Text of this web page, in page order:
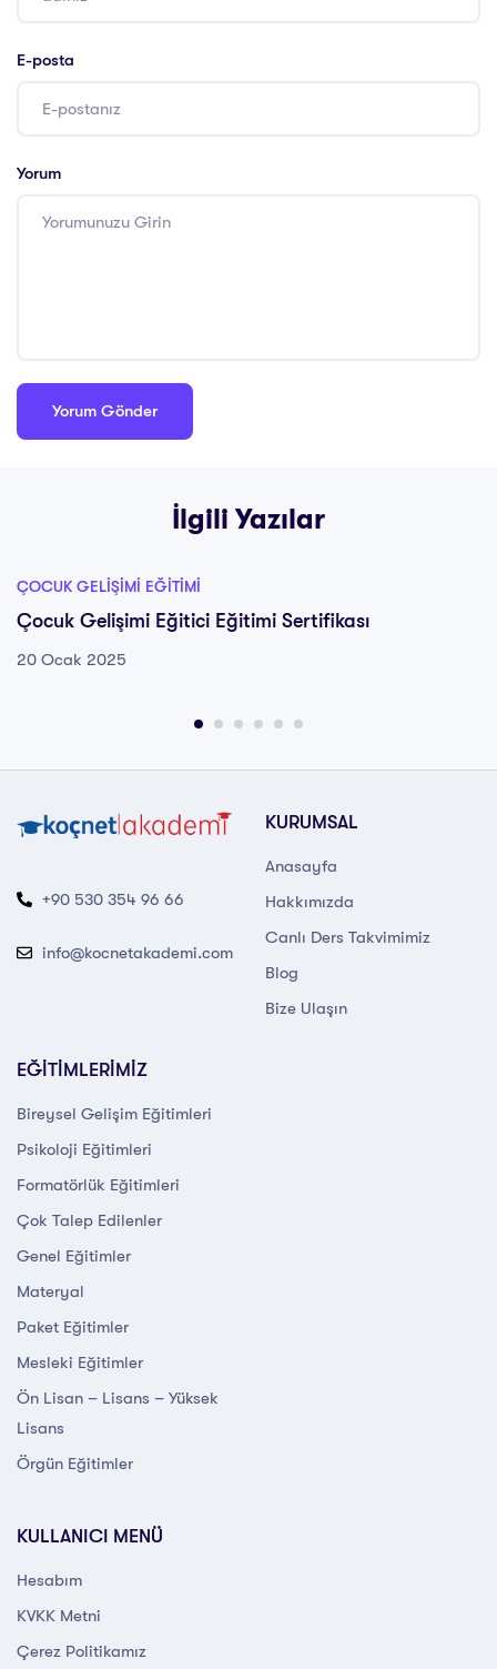
E-posta
Yorum
İlgili Yazılar
ÇOCUK GELIŞIMI EĞITIMI
Çocuk Gelişimi Eğitici Eğitimi Sertifikası
20 Ocak 2025
+90 530 354 96 66
info@kocnetakademi.com
KURUMSAL
Anasayfa
Hakkımızda
Canlı Ders Takvimimiz
Blog
Bize Ulaşın
EĞİTİMLERİMİZ
Bireysel Gelişim Eğitimleri
Psikoloji Eğitimleri
Formatörlük Eğitimleri
Çok Talep Edilenler
Genel Eğitimler
Materyal
Paket Eğitimler
Mesleki Eğitimler
Ön Lisan – Lisans – Yüksek
Lisans
Örgün Eğitimler
KULLANICI MENÜ
Hesabım
KVKK Metni
Çerez Politikamız